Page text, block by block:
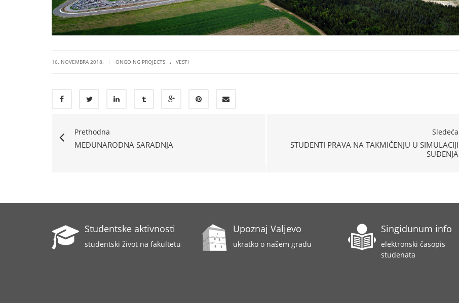
16. NOVEMBRA 2018. ONGOING PROJECTS . VESTI
Prethodna
MEĐUNARODNA SARADNJA
Sledeća
STUDENTI PRAVA NA TAKMIČENJU U SIMULACIJI
SUĐENJA
Studentske aktivnosti
studentski život na fakultetu
Upoznaj Valjevo
ukratko o našem gradu
Singidunum info
elektronski časopis
studenata